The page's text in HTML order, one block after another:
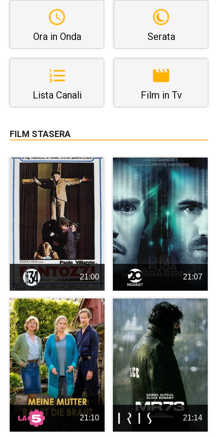
Ora in Onda Serata
Lista Canali Film in Tv
FILM STASERA
21:00 21:07
21:10 21:14